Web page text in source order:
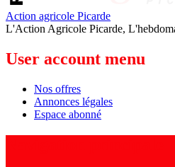
Action agricole Picarde
L'Action Agricole Picarde,
User account menu
Nos offres
Annonces légales
Espace abonné